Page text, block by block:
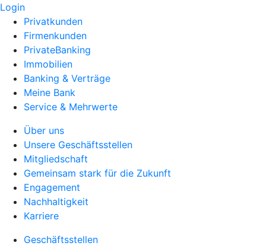
Login
Privatkunden
Firmenkunden
PrivateBanking
Immobilien
Banking & Verträge
Meine Bank
Service & Mehrwerte
Über uns
Unsere Geschäftsstellen
Mitgliedschaft
Gemeinsam stark für die Zukunft
Engagement
Nachhaltigkeit
Karriere
Geschäftsstellen